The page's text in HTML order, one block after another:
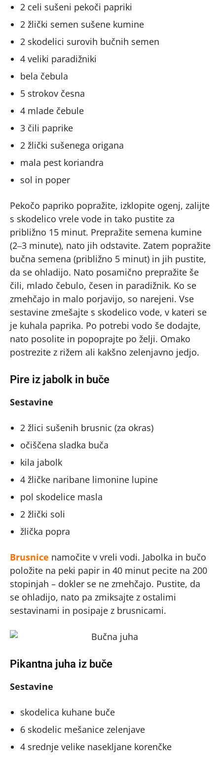
2 celi sušeni pekoči papriki
2 žlički semen sušene kumine
2 skodelici surovih bučnih semen
4 veliki paradižniki
bela čebula
5 strokov česna
4 mlade čebule
3 čili paprike
2 žlički sušenega origana
mala pest koriandra
sol in poper
Pekočo papriko popražite, izklopite ogenj, zalijte
s skodelico vrele vode in tako pustite za
približno 15 minut. Prepražite semena kumine
(2‒3 minute), nato jih odstavite. Zatem popražite
bučna semena (približno 5 minut) in jih pustite,
da se ohladijo. Nato posamično prepražite še
čili, mlado čebulo, česen in paradižnik. Ko se
zmehčajo in malo porjavijo, so narejeni. Vse
sestavine zmešajte s skodelico vode, v kateri se
je kuhala paprika. Po potrebi vodo še dodajte,
nato posolite in popoprajte po želji. Omako
postrezite z rižem ali kakšno zelenjavno jedjo.
Pire iz jabolk in buče
Sestavine
2 žlici sušenih brusnic (za okras)
očiščena sladka buča
kila jabolk
4 žličke naribane limonine lupine
pol skodelice masla
2 žlički soli
žlička popra
Brusnice namočite v vreli vodi. Jabolka in bučo
položite na peki papir in 40 minut pecite na 200
stopinjah – dokler se ne zmehčajo. Pustite, da
se ohladijo, nato pa zmiksajte z ostalimi
sestavinami in posipaje z brusnicami.
Pikantna juha iz buče
Sestavine
skodelica kuhane buče
6 skodelic mešanice zelenjave
4 srednje velike nasekljane korenčke